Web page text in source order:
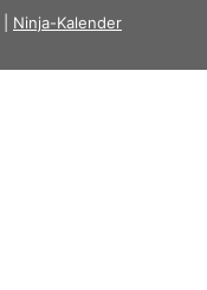
Ninja-Kalender